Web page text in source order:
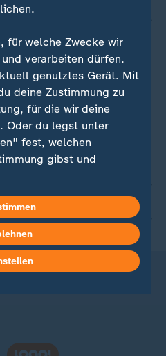
für welche Zwecke wir
verarbeiten dürfen.
genutztes Gerät. Mit
deine Zustimmung zu
für die wir deine
Oder du legst unter
fest, welchen
gibst und
oder ändern.
du in unserer